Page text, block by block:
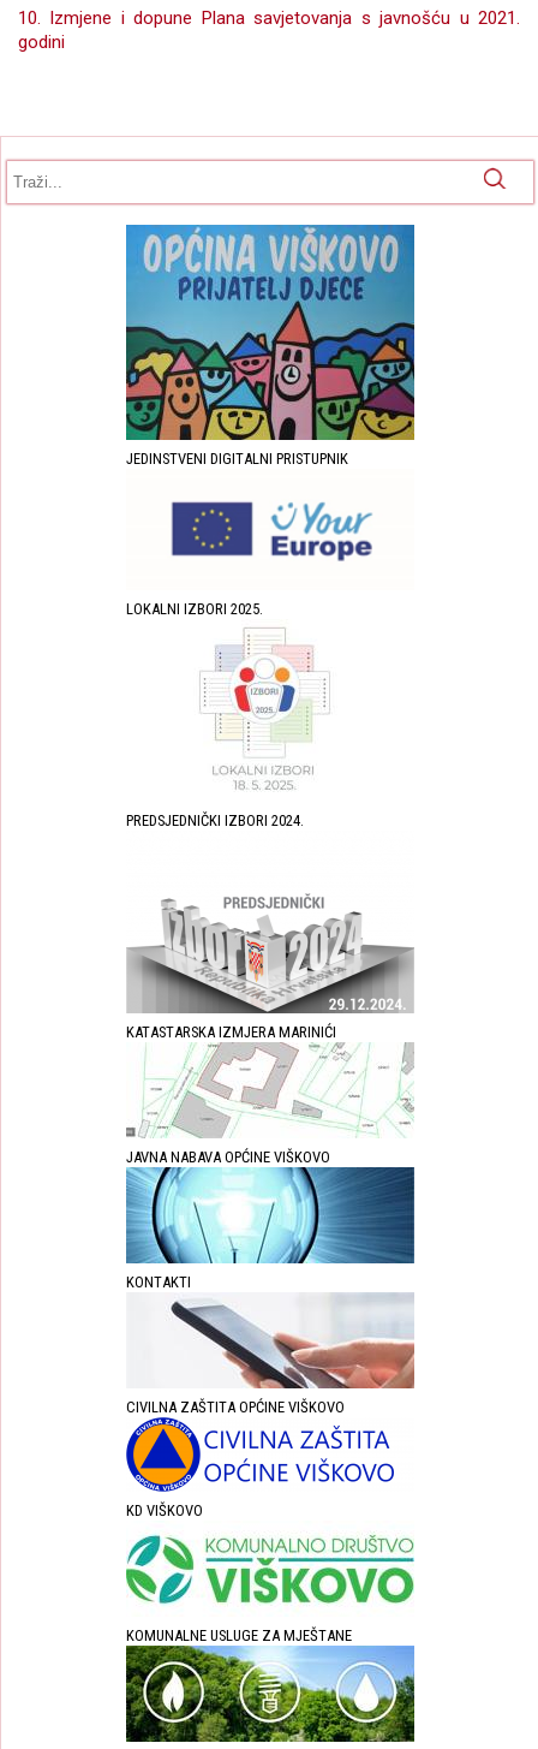
10. Izmjene i dopune Plana savjetovanja s javnošću u 2021.
godini
JEDINSTVENI DIGITALNI PRISTUPNIK
LOKALNI IZBORI 2025.
PREDSJEDNIČKI IZBORI 2024.
KATASTARSKA IZMJERA MARINIĆI
JAVNA NABAVA OPĆINE VIŠKOVO
KONTAKTI
CIVILNA ZAŠTITA OPĆINE VIŠKOVO
KD VIŠKOVO
KOMUNALNE USLUGE ZA MJEŠTANE